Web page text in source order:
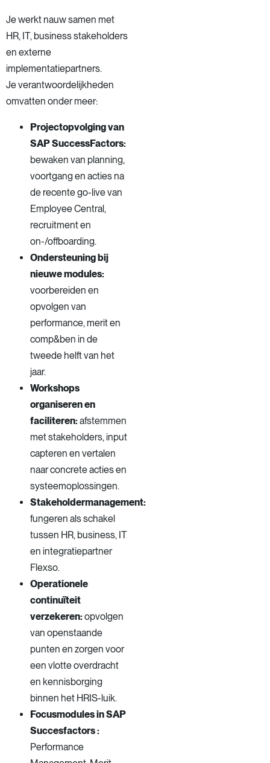
Je werkt nauw samen met
HR, IT, business stakeholders
en externe
implementatiepartners.
Je verantwoordelijkheden
omvatten onder meer:
Projectopvolging van
SAP SuccessFactors:
bewaken van planning,
voortgang en acties na
de recente go-live van
Employee Central,
recruitment en
on-/offboarding.
Ondersteuning bij
nieuwe modules:
voorbereiden en
opvolgen van
performance, merit en
comp&ben in de
tweede helft van het
jaar.
Workshops
organiseren en
faciliteren:afstemmen
met stakeholders, input
capteren en vertalen
naar concrete acties en
systeemoplossingen.
Stakeholdermanagement:
fungeren als schakel
tussen HR, business, IT
en integratiepartner
Flexso.
Operationele
continuïteit
verzekeren:opvolgen
van openstaande
punten en zorgen voor
een vlotte overdracht
en kennisborging
binnen het HRIS-luik.
Focusmodules in SAP
Succesfactors :
Performance